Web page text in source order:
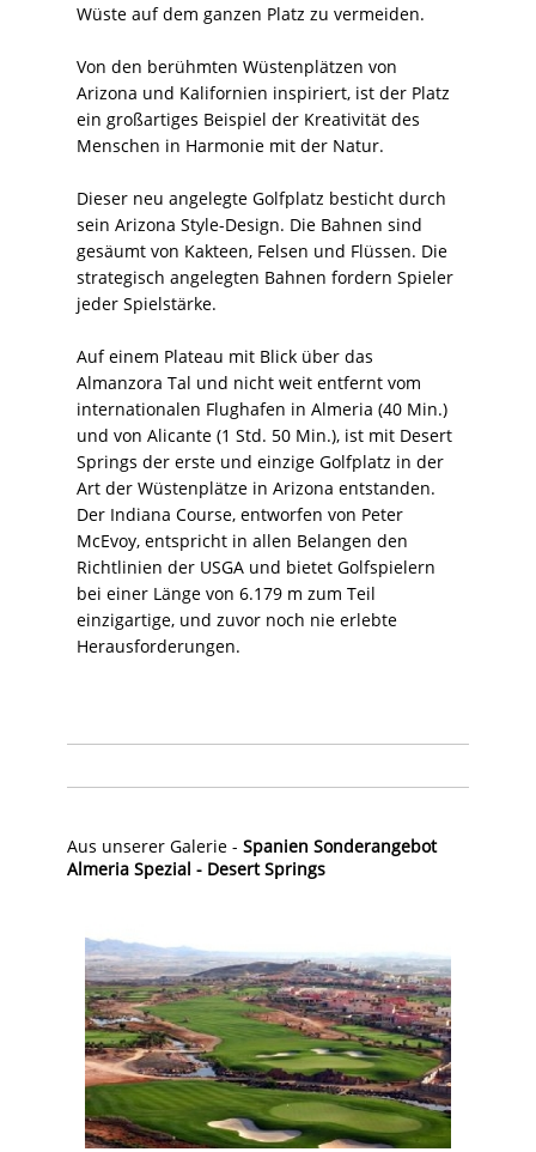
Wüste auf dem ganzen Platz zu vermeiden.
Von den berühmten Wüstenplätzen von
Arizona und Kalifornien inspiriert, ist der Platz
ein großartiges Beispiel der Kreativität des
Menschen in Harmonie mit der Natur.
Dieser neu angelegte Golfplatz besticht durch
sein Arizona Style-Design. Die Bahnen sind
gesäumt von Kakteen, Felsen und Flüssen. Die
strategisch angelegten Bahnen fordern Spieler
jeder Spielstärke.
Auf einem Plateau mit Blick über das
Almanzora Tal und nicht weit entfernt vom
internationalen Flughafen in Almeria (40 Min.)
und von Alicante (1 Std. 50 Min.), ist mit Desert
Springs der erste und einzige Golfplatz in der
Art der Wüstenplätze in Arizona entstanden.
Der Indiana Course, entworfen von Peter
McEvoy, entspricht in allen Belangen den
Richtlinien der USGA und bietet Golfspielern
bei einer Länge von 6.179 m zum Teil
einzigartige, und zuvor noch nie erlebte
Herausforderungen.
Aus unserer Galerie - Spanien Sonderangebot
Almeria Spezial - Desert Springs